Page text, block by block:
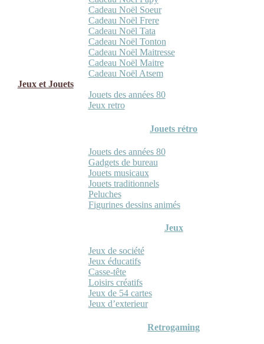
Cadeau Noël Soeur
Cadeau Noël Frere
Cadeau Noël Tata
Cadeau Noël Tonton
Cadeau Noël Maitresse
Cadeau Noël Maitre
Cadeau Noël Atsem
Jeux et Jouets
Jouets des années 80
Jeux retro
Jouets rétro
Jouets des années 80
Gadgets de bureau
Jouets musicaux
Jouets traditionnels
Peluches
Figurines dessins animés
Jeux
Jeux de société
Jeux éducatifs
Casse-tête
Loisirs créatifs
Jeux de 54 cartes
Jeux d’exterieur
Retrogaming